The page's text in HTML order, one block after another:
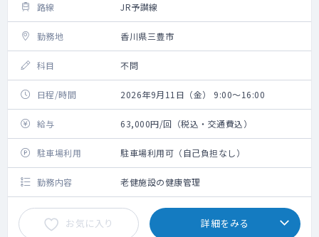
路線 JR予讃線
勤務地 香川県三豊市
科目 不問
日程/時間 2026年9月11日（金） 9:00～16:00
給与 63,000円/回（税込・交通費込）
駐車場利用 駐車場利用可（自己負担なし）
勤務内容 老健施設の健康管理
お気に入り 詳細をみる